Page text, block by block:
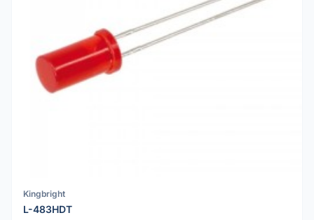
Kingbright
L-483HDT